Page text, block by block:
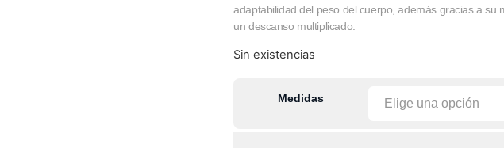
adaptabilidad del peso del cuerpo, además gracias a su
un descanso multiplicado.
Sin existencias
Medidas